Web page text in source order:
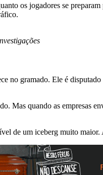
os jogadores se
no gramado. Ele é
Mas quando as empresas
de um iceberg muito maior.